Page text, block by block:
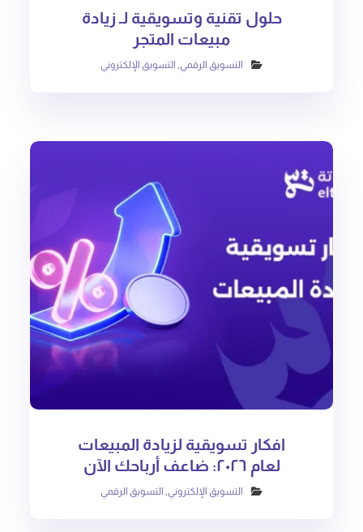
حلول تقنية وتسويقية لـ زيادة
مبيعات المتجر
التسويق الرقمي التسويق الإلكتروني
افكار تسويقية لزيادة المبيعات
لعام ٢٠٢٦: ضاعف أرباحك الآن
التسويق الإلكتروني, التسويق الرقمي